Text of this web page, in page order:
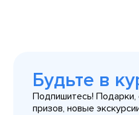
Будьте в
Подпишитесь!
призов, новые